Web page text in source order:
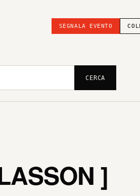
SEGNALA EVENTO
CERCA
]